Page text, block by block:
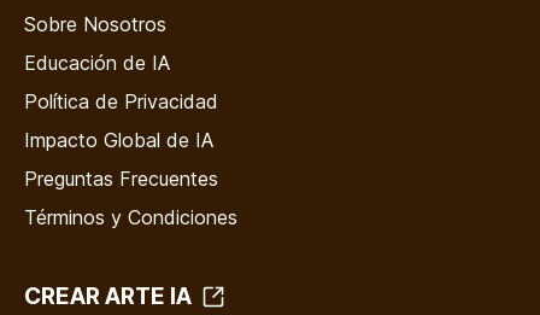
Sobre Nosotros
Educación de IA
Política de Privacidad
Impacto Global de IA
Preguntas Frecuentes
Términos y Condiciones
CREAR ARTE IA